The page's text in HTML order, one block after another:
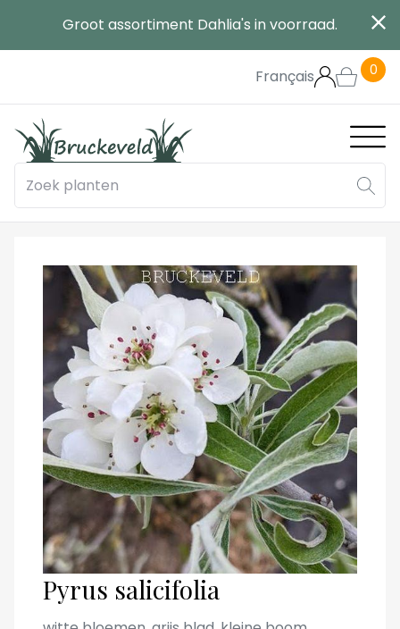
naar
gaan
Groot assortiment Dahlia's in voorraad.
Français 0
Main
Pyrus salicifolia